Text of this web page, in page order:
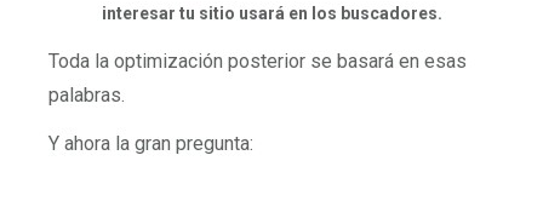
interesar tu sitio usará en los buscadores.
Toda la optimización posterior se basará en esas
palabras.
Y ahora la gran pregunta: